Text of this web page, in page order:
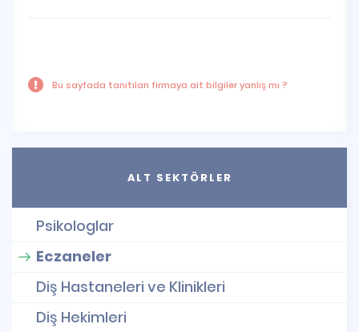
Bu sayfada tanıtılan firmaya ait bilgiler yanlış mı ?
ALT SEKTÖRLER
Psikologlar
Eczaneler
Diş Hastaneleri ve Klinikleri
Diş Hekimleri